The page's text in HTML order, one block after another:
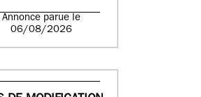
Annonce parue le
06/08/2026